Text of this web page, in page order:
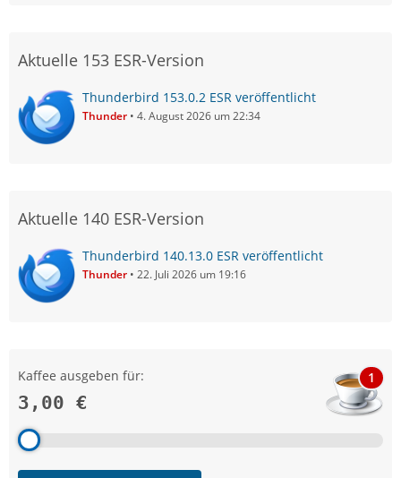
Aktuelle 153 ESR-Version
Thunderbird 153.0.2 ESR veröffentlicht
Thunder 4. August 2026 um 22:34
Aktuelle 140 ESR-Version
Thunderbird 140.13.0 ESR veröffentlicht
Thunder 22. Juli 2026 um 19:16
Kaffee ausgeben für:
3,00 €
1